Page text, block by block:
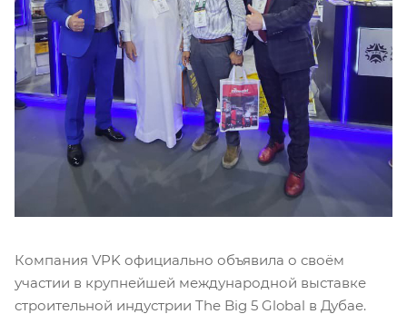
Компания VPK официально объявила о своём
участии в крупнейшей международной выставке
строительной индустрии The Big 5 Global в Дубае.